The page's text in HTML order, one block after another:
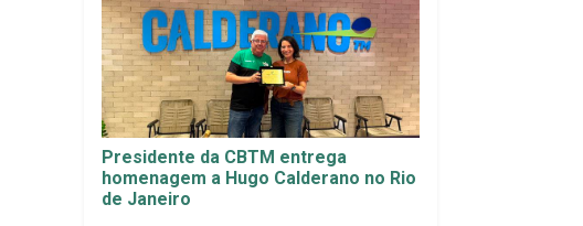
Presidente da CBTM entrega
homenagem a Hugo Calderano no Rio
de Janeiro